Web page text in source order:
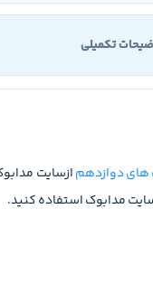
تکمیلی
های دوازدهمازسایت
مدابوک استفاده کنید.